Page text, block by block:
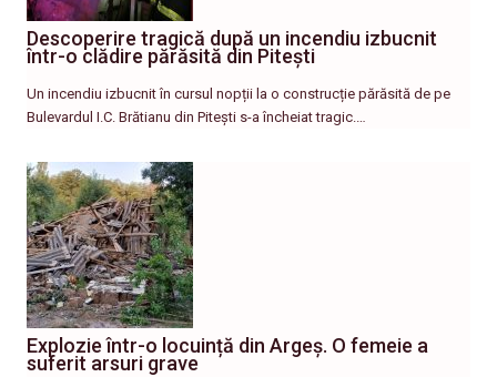
Descoperire tragică după un incendiu izbucnit
într-o clădire părăsită din Pitești
Un incendiu izbucnit în cursul nopții la o construcție părăsită de pe
Bulevardul I.C. Brătianu din Pitești s-a încheiat tragic.…
Explozie într-o locuință din Argeș. O femeie a
suferit arsuri grave